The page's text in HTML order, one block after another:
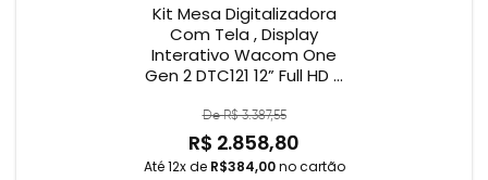
Kit Mesa Digitalizadora
Com Tela , Display
Interativo Wacom One
Gen 2 DTC121 12” Full HD +
geração , DTC121 ,
DTH134W,
De R$ 3.387,55
R$ 2.858,80
Até 12x de R$384,00no cartão